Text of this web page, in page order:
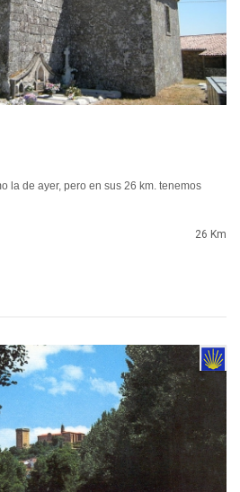
la de ayer, pero en sus 26 km. tenemos
26 Km